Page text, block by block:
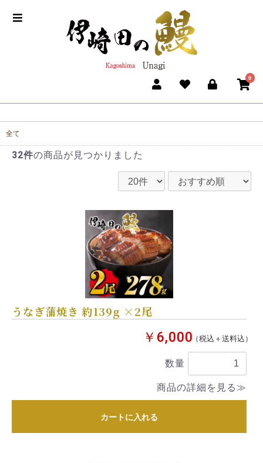
0
全て
32件の商品が見つかりました
うなぎ蒲焼き 約139g ×2尾
￥6,000（税込＋送料込）
数量
商品の詳細を見る≫
カートに入れる